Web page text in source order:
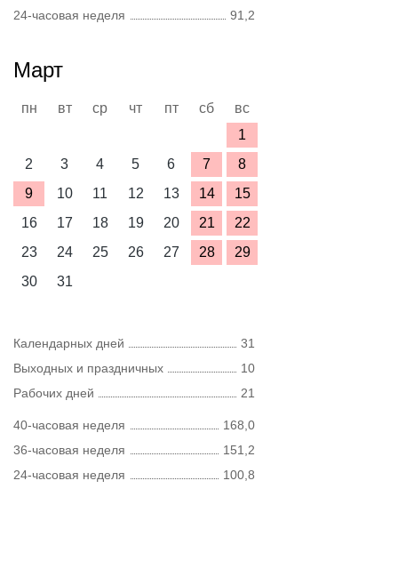
24-часовая неделя
91,2
Март
пн вт ср чт пт сб
вс
1
2
3 4 5 6 7
8
9
10 11 12 13 14
15
16
17 18 19 20 21
22
23
24 25 26 27 28
29
30
31
Календарных дней
31
Выходных и праздничных
10
Рабочих дней
21
40-часовая неделя
168,0
36-часовая неделя
151,2
24-часовая неделя
100,8